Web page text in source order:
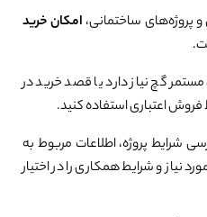
و پروژه‌های ساختمانی، امکان خرید
گچ نیاز دارد یا قصد خرید در
فروش اعتباری استفاده کنید.
شرایط پروژه، اطلاعات مربوط به
نیاز و شرایط همکاری را در اختیار